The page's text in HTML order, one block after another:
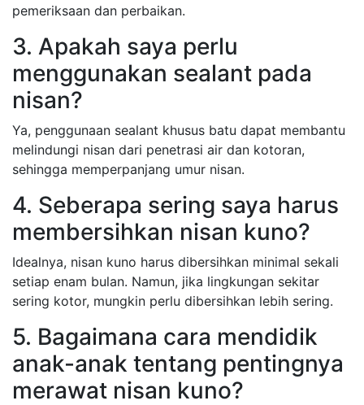
pemeriksaan dan perbaikan.
3. Apakah saya perlu
menggunakan sealant pada
nisan?
Ya, penggunaan sealant khusus batu dapat membantu
melindungi nisan dari penetrasi air dan kotoran,
sehingga memperpanjang umur nisan.
4. Seberapa sering saya harus
membersihkan nisan kuno?
Idealnya, nisan kuno harus dibersihkan minimal sekali
setiap enam bulan. Namun, jika lingkungan sekitar
sering kotor, mungkin perlu dibersihkan lebih sering.
5. Bagaimana cara mendidik
anak-anak tentang pentingnya
merawat nisan kuno?